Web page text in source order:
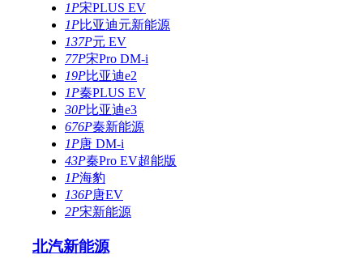
1P宋PLUS EV
1P比亚迪元新能源
137P元 EV
77P宋Pro DM-i
19P比亚迪e2
1P秦PLUS EV
30P比亚迪e3
676P秦新能源
1P唐 DM-i
43P秦Pro EV超能版
1P海豹
136P唐EV
2P宋新能源
北汽新能源